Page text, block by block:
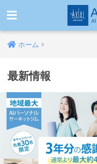
ホーム
最新情報